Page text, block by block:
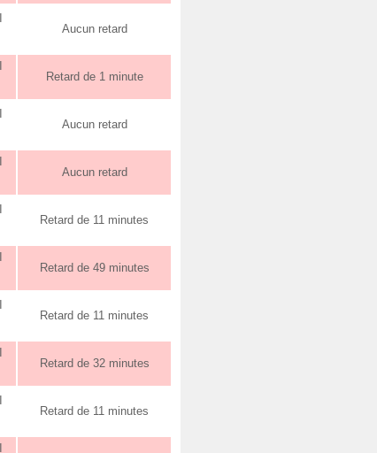
Aucun retard
Retard de 1 minute
Aucun retard
Aucun retard
Retard de 11 minutes
Retard de 49 minutes
Retard de 11 minutes
Retard de 32 minutes
Retard de 11 minutes